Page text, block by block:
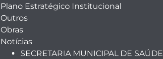
Plano Estratégico Institucional
Outros
Obras
Notícias
SECRETARIA MUNICIPAL DE SAÚDE